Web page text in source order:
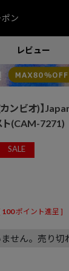
ン
レビュー
ンビオ)】
ト(CAM-7271)
SALE
100ポイント進呈 ]
せん。売り切